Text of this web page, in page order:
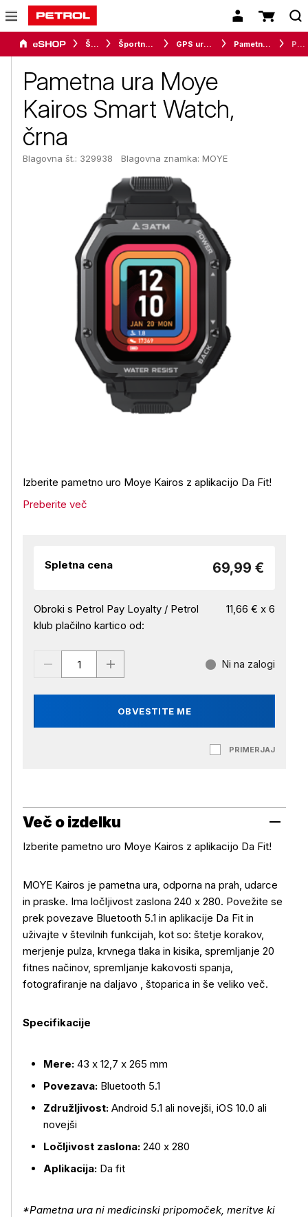
Šport Športna oprema GPS ure in merilci Pametne ure in zapestnice
Pametna ura Moye
Kairos Smart Watch,
črna
Blagovna št.: 329938 Blagovna znamka: MOYE
Izberite pametno uro Moye Kairos z aplikacijo Da Fit!
Preberite več
Spletna cena 69,99 €
Obroki s Petrol Pay Loyalty / Petrol
klub plačilno kartico od:
11,66 € x 6
OBVESTITE ME
Ni na zalogi
PRIMERJAJ
Več o izdelku
Izberite pametno uro Moye Kairos z aplikacijo Da Fit!
MOYE Kairos je pametna ura, odporna na prah, udarce
in praske. Ima ločljivost zaslona 240 x 280. Povežite se
prek povezave Bluetooth 5.1 in aplikacije Da Fit in
uživajte v številnih funkcijah, kot so: štetje korakov,
merjenje pulza, krvnega tlaka in kisika, spremljanje 20
fitnes načinov, spremljanje kakovosti spanja,
fotografiranje na daljavo , štoparica in še veliko več.
Specifikacije
Mere: 43 x 12,7 x 265 mm
Povezava: Bluetooth 5.1
Združljivost: Android 5.1 ali novejši, iOS 10.0 ali
novejši
Ločljivost zaslona: 240 x 280
Aplikacija: Da fit
*Pametna ura ni medicinski pripomoček, meritve ki